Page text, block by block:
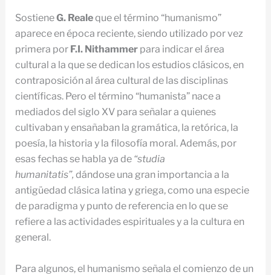
SostieneG. Realeque el término “humanismo”
aparece en época reciente, siendo utilizado por vez
primera por F.I. Nithammer para indicar el área
cultural a la que se dedican los estudios clásicos, en
contraposición al área cultural de las disciplinas
científicas. Pero el término “humanista” nace a
mediados del siglo XV para señalar a quienes
cultivaban y ensañaban la gramática, la retórica, la
poesía, la historia y la filosofía moral. Además, por
esas fechas se habla ya de “studia
humanitatis”, dándose una gran importancia a la
antigüedad clásica latina y griega, como una especie
de paradigma y punto de referencia en lo que se
refiere a las actividades espirituales y a la cultura en
general.
Para algunos, el humanismo señala el comienzo de un